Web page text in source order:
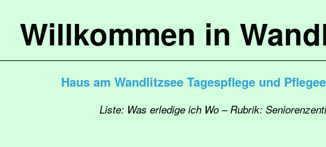
Willkommen in
Haus am Wandlitzsee Tagespflege und
Liste: Was erledige ich Wo – Rubrik: